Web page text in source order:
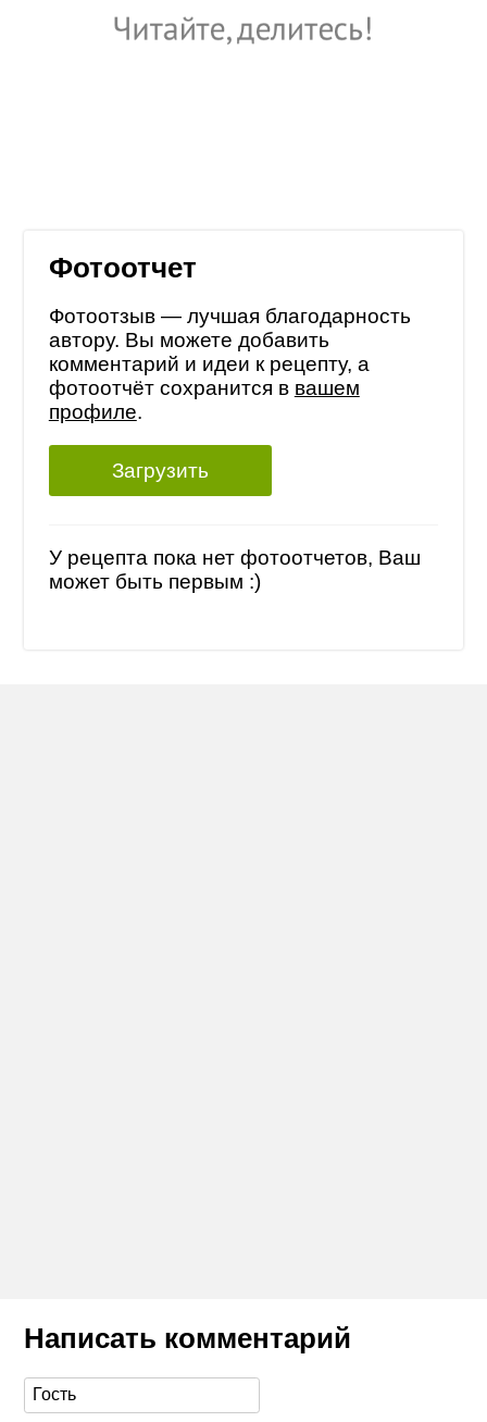
Фотоотчет
Фотоотзыв — лучшая благодарность
автору. Вы можете добавить
комментарий и идеи к рецепту, а
фотоотчёт сохранится в вашем
профиле.
Загрузить
У рецепта пока нет фотоотчетов, Ваш
может быть первым :)
Написать комментарий